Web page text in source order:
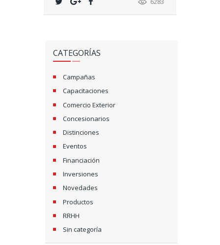
CATEGORÍAS
Campañas
Capacitaciones
Comercio Exterior
Concesionarios
Distinciones
Eventos
Financiación
Inversiones
Novedades
Productos
RRHH
Sin categoría